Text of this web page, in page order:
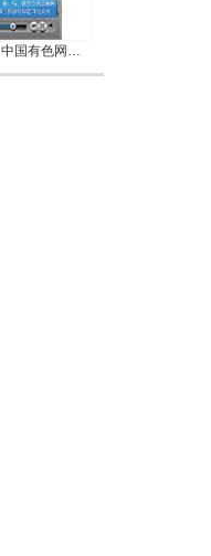
2026年2月27日中国有色网络电视新闻